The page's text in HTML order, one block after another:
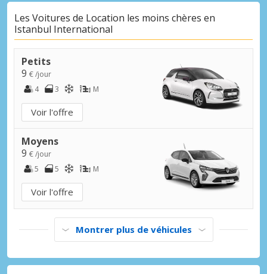
Les Voitures de Location les moins chères en
Istanbul International
Petits
9 € /jour
4
3 M
Voir l'offre
Moyens
9 € /jour
5
5 M
Voir l'offre
Montrer plus de véhicules